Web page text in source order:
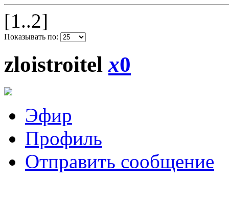
[1..2]
Показывать по:
zloistroitelx0
Эфир
Профиль
Отправить сообщение